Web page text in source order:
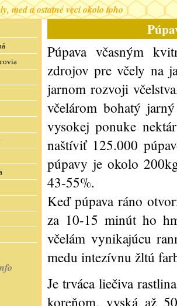
med a ostatné veci okolo toho
Púpava včasným
zdrojov pre včely na
jarnom rozvoji
včelárom bohatý
vysokej ponuke
naštíviť 125.000
púpavy je okolo
43-55%.
Keď púpava ráno
za 10-15 minút ho
včelám vynikajúcu
medu intezívnu žltú
Je trváca liečiva
koreňom, vyská až